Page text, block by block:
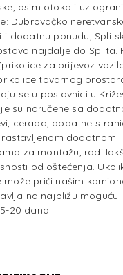
osim otoka i uz
Dubrovačko
dodatnu ponudu,
najdalje do Splita.
za prijevoz
tovarnog
se u poslovnici u
su naručene sa
cerada, dodatne
rastavljenom dodatnom
za montažu, radi
od oštećenja.
može prići našim
na najbližu moguću
20 dana.